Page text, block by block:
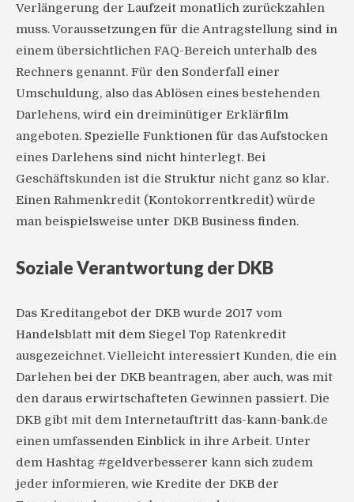
Verlängerung der Laufzeit monatlich zurückzahlen
muss. Voraussetzungen für die Antragstellung sind in
einem übersichtlichen FAQ-Bereich unterhalb des
Rechners genannt. Für den Sonderfall einer
Umschuldung, also das Ablösen eines bestehenden
Darlehens, wird ein dreiminütiger Erklärfilm
angeboten. Spezielle Funktionen für das Aufstocken
eines Darlehens sind nicht hinterlegt. Bei
Geschäftskunden ist die Struktur nicht ganz so klar.
Einen Rahmenkredit (Kontokorrentkredit) würde
man beispielsweise unter DKB Business finden.
Soziale Verantwortung der DKB
Das Kreditangebot der DKB wurde 2017 vom
Handelsblatt mit dem Siegel Top Ratenkredit
ausgezeichnet. Vielleicht interessiert Kunden, die ein
Darlehen bei der DKB beantragen, aber auch, was mit
den daraus erwirtschafteten Gewinnen passiert. Die
DKB gibt mit dem Internetauftritt das-kann-bank.de
einen umfassenden Einblick in ihre Arbeit. Unter
dem Hashtag #geldverbesserer kann sich zudem
jeder informieren, wie Kredite der DKB der